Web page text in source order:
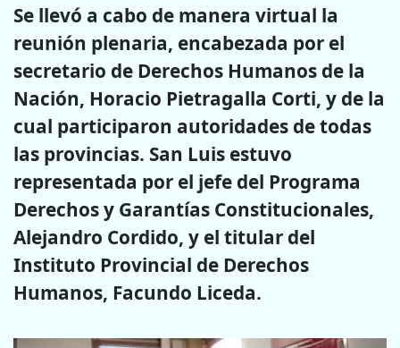
Se llevó a cabo de manera virtual la
reunión plenaria, encabezada por el
secretario de Derechos Humanos de la
Nación, Horacio Pietragalla Corti, y de la
cual participaron autoridades de todas
las provincias. San Luis estuvo
representada por el jefe del Programa
Derechos y Garantías Constitucionales,
Alejandro Cordido, y el titular del
Instituto Provincial de Derechos
Humanos, Facundo Liceda.